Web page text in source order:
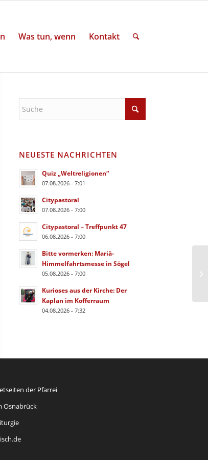
Was tun, wenn Kontakt
NEUESTE NACHRICHTEN
Quiz „Weltreligionen“
07.08.2026 - 7:01
Citypastoral
07.08.2026 - 7:00
Citypastoral – Treffpunkt 47
06.08.2026 - 7:00
Bitte vormerken: Mariä-
Himmelfahrtsmesse in Sögel
05.08.2026 - 7:00
Kurioses aus der Kirche: Der
Kaplan im Kofferraum
04.08.2026 - 7:32
der Pfarrei
Osnabrück